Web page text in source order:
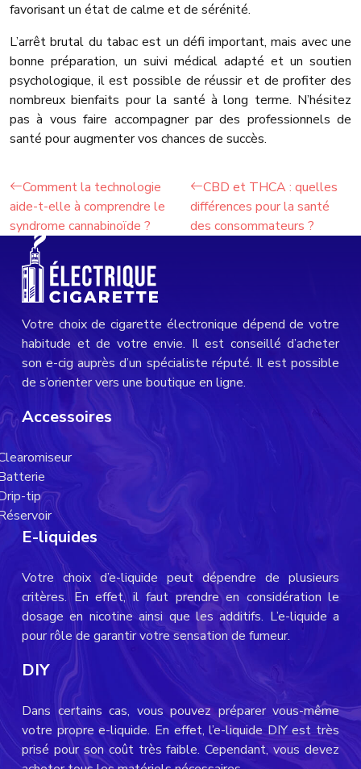
favorisant un état de calme et de sérénité.
L’arrêt brutal du tabac est un défi important, mais avec une
bonne préparation, un suivi médical adapté et un soutien
psychologique, il est possible de réussir et de profiter des
nombreux bienfaits pour la santé à long terme. N’hésitez
pas à vous faire accompagner par des professionnels de
santé pour augmenter vos chances de succès.
Comment la technologie
aide-t-elle à comprendre le
syndrome cannabinoïde ?
CBD et THCA : quelles
différences pour la santé
des consommateurs ?
Votre choix de cigarette électronique dépend de votre
habitude et de votre envie. Il est conseillé d’acheter
son e-cig auprès d’un spécialiste réputé. Il est possible
de s’orienter vers une boutique en ligne.
Accessoires
tip
E-liquides
Votre choix d’e-liquide peut dépendre de plusieurs
critères. En effet, il faut prendre en considération le
dosage en nicotine ainsi que les additifs. L’e-liquide a
pour rôle de garantir votre sensation de fumeur.
DIY
Dans certains cas, vous pouvez préparer vous-même
votre propre e-liquide. En effet, l’e-liquide DIY est très
prisé pour son coût très faible. Cependant, vous devez